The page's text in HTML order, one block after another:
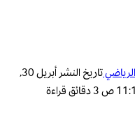
تاريخ النشر
أبريل 30,
3 دقائق قراءة